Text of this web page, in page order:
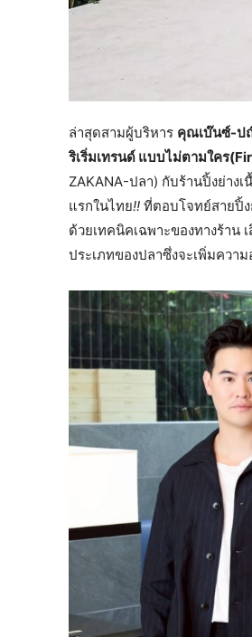
ล่าสุดสามผู้บริหาร คุณเบ๊นซ์-ป
ริเริ่มเทรนด์ แบบไม่ตามใคร
ZAKANA-ปลา) กับร้านปิ้งย่าง
แรกในไทย!! ที่ตอบโจทย์สายปิ้
ด้วยเทคนิคเฉพาะของทางร้า
ประเภทของปลาซึ่งจะเพิ่มควา